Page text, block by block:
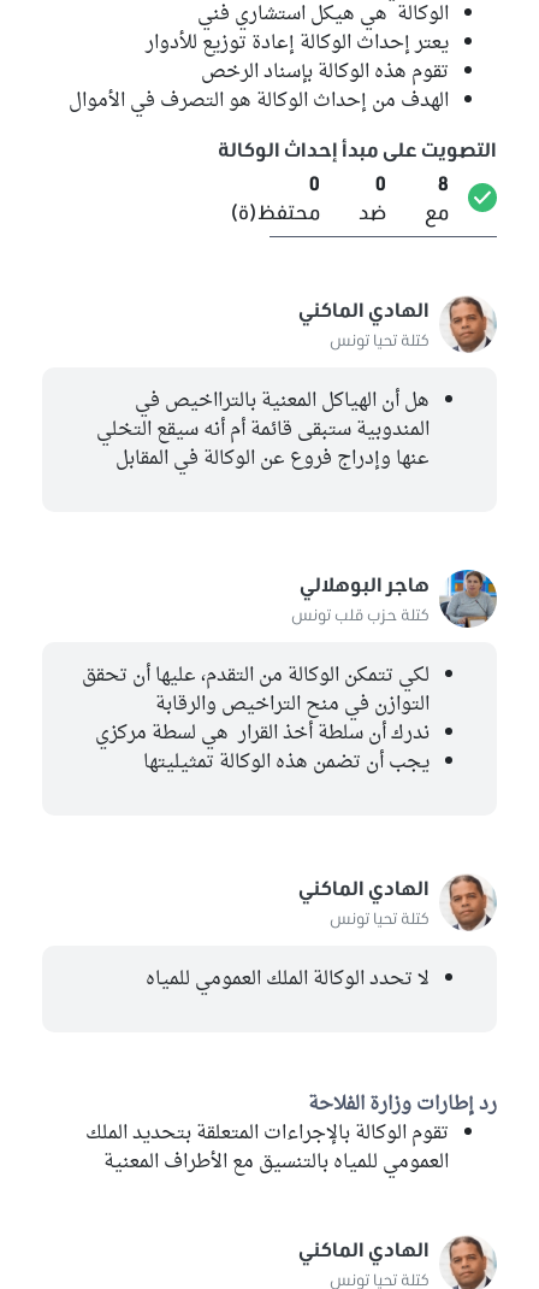
الوكالة هي هيكل استشاري فني
يعتر إحداث الوكالة إعادة توزيع للأدوار
تقوم هذه الوكالة بإسناد الرخص
الهدف من إحداث الوكالة هو التصرف في الأموال
التصويت على مبدأ إحداث الوكالة
8
مع
0
ضد
0
محتفظ(ة)
الهادي الماكني
كتلة تحيا تونس
هل أن الهياكل المعنية بالترااخيص في
المندوبية ستبقى قائمة أم أنه سيقع التخلي
عنها وإدراج فروع عن الوكالة في المقابل
هاجر البوهلالي
كتلة حزب قلب تونس
لكي تتمكن الوكالة من التقدم، عليها أن تحقق
التوازن في منح التراخيص والرقابة
ندرك أن سلطة أخذ القرار هي لسطة مركزي
يجب أن تضمن هذه الوكالة تمثيليتها
الهادي الماكني
كتلة تحيا تونس
لا تحدد الوكالة الملك العمومي للمياه
رد إطارات وزارة الفلاحة
تقوم الوكالة بالإجراءات المتعلقة بتحديد الملك
العمومي للمياه بالتنسيق مع الأطراف المعنية
الهادي الماكني
كتلة تحيا تونس